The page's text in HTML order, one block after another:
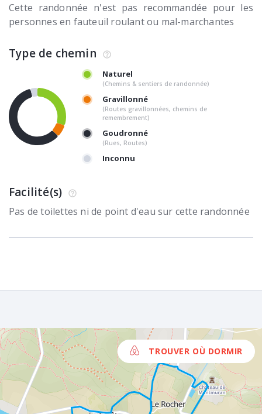
Cette randonnée n'est pas recommandée pour les
personnes en fauteuil roulant ou mal-marchantes
Type de chemin
Naturel
(Chemins & sentiers de randonnée)
Gravillonné
(Routes gravillonnées, chemins de
remembrement)
Goudronné
(Rues, Routes)
Inconnu
Facilité(s)
Pas de toilettes ni de point d'eau sur cette randonnée
TROUVER OÙ DORMIR